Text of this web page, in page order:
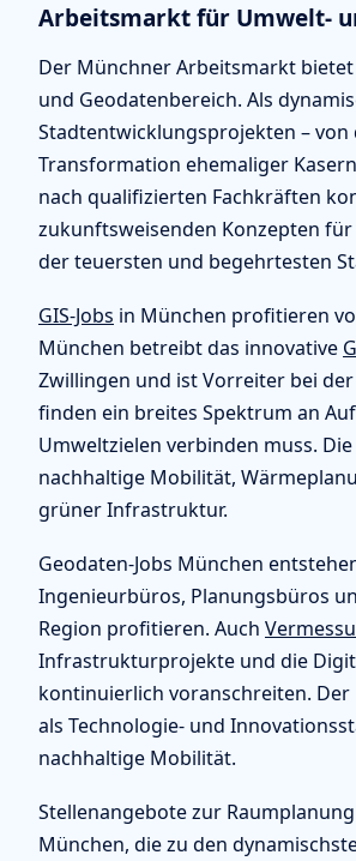
Arbeitsmarkt für Umwelt-
Der Münchner Arbeitsmarkt
und Geodatenbereich. Als
Stadtentwicklungsprojekten –
Transformation ehemaliger
nach qualifizierten Fachkräften
zukunftsweisenden Konzepten
der teuersten und begehrtesten
GIS-Jobs in München profitieren
München betreibt das innovative
Zwillingen und ist Vorreiter bei
finden ein breites Spektrum an
Umweltzielen verbinden muss.
nachhaltige Mobilität,
grüner Infrastruktur.
Geodaten-Jobs München
Ingenieurbüros, Planungsbüros
Region profitieren. Auch
Infrastrukturprojekte und die
kontinuierlich voranschreiten.
als Technologie- und
nachhaltige Mobilität.
Stellenangebote zur
München, die zu den